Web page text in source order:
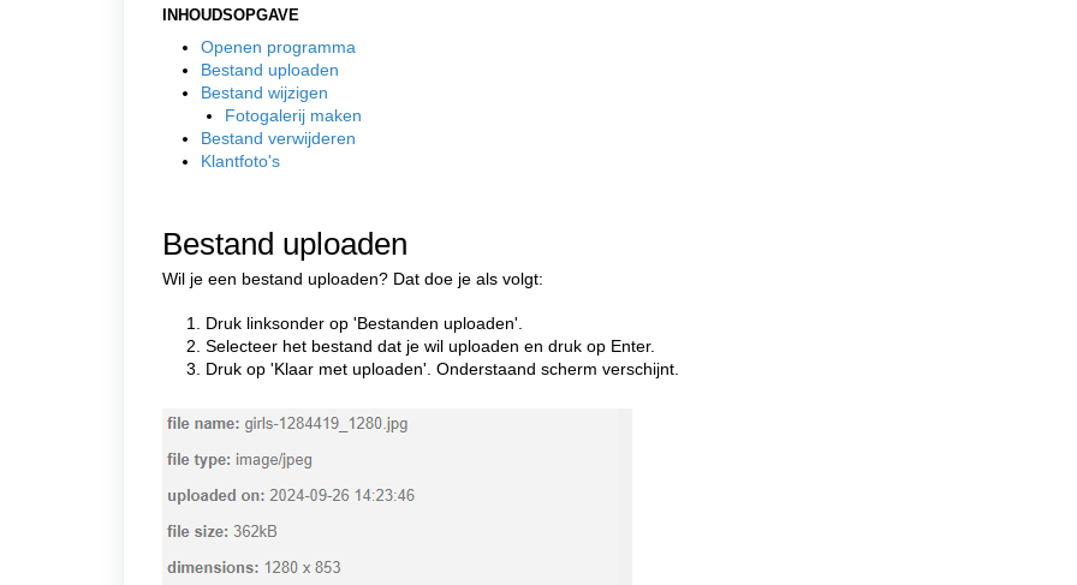
INHOUDSOPGAVE
Openen programma
Bestand uploaden
Bestand wijzigen
Fotogalerij maken
Bestand verwijderen
Klantfoto's
Bestand uploaden
Wil je een bestand uploaden? Dat doe je als volgt:
1. Druk linksonder op 'Bestanden uploaden'.
2. Selecteer het bestand dat je wil uploaden en druk op Enter.
3. Druk op 'Klaar met uploaden'. Onderstaand scherm verschijnt.